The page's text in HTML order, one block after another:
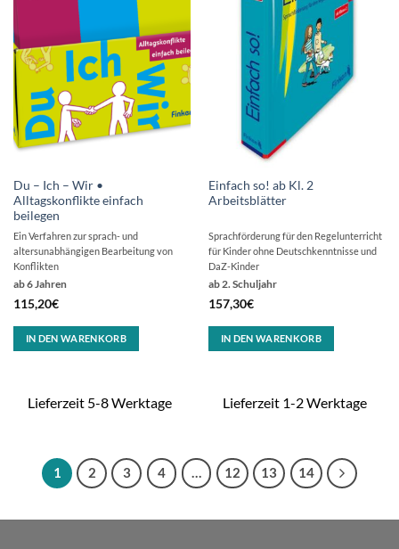
Du – Ich – Wir •
Alltagskonflikte einfach
beilegen
ab 6 Jahren
115,20€
Ein Verfahren zur sprach- und
altersunabhängigen Bearbeitung von
Konflikten
IN DEN WARENKORB
Lieferzeit 5-8 Werktage
Einfach so! ab Kl. 2
Arbeitsblätter
ab 2. Schuljahr
157,30€
Sprachförderung für den Regelunterricht
für Kinder ohne Deutschkenntnisse und
DaZ-Kinder
IN DEN WARENKORB
Lieferzeit 1-2 Werktage
1 2 3 4 … 12 13 14